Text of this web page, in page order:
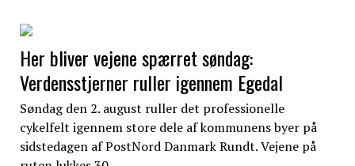
Her bliver vejene spærret søndag:
Verdensstjerner ruller igennem Egedal
Søndag den 2. august ruller det professionelle
cykelfelt igennem store dele af kommunens byer på
sidstedagen af PostNord Danmark Rundt. Vejene på